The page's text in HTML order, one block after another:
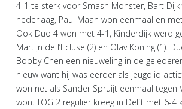
4-1 te sterk voor Smash Monster, Bart
nederlaag, Paul Maan won eenmaal en
Ook Duo 4 won met 4-1, Kinderdijk werd
Martijn de l’Ecluse (2) en Olav Koning (1).
Bobby Chen een nieuweling in de
nieuw want hij was eerder als jeugdlid
won net als Sander Spruijt eenmaal tegen
won. TOG 2 regulier kreeg in Delft met 6-4